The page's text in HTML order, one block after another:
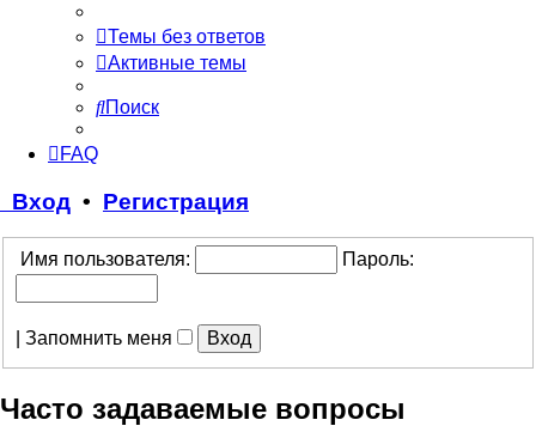
Темы без ответов
Активные темы
Поиск
FAQ
Вход • Регистрация
Имя пользователя: Пароль:
Запомнить меня
Часто задаваемые вопросы